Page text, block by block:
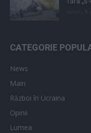
CATEGORIE
News
Main
Război în Ucraina
Opinii
Lumea